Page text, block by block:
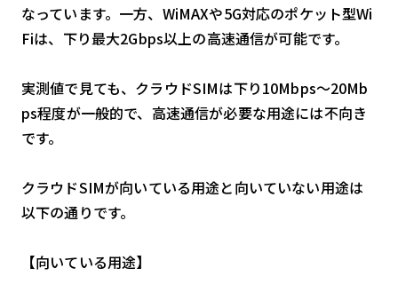
なっています。一方、WiMAXや5G対応のポケット型Wi
Fiは、下り最大2Gbps以上の高速通信が可能です。
実測値で見ても、クラウドSIMは下り10Mbps〜20Mb
ps程度が一般的で、高速通信が必要な用途には不向き
です。
クラウドSIMが向いている用途と向いていない用途は
以下の通りです。
【向いている用途】